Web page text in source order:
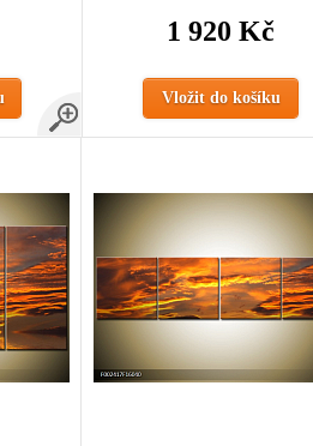
1 920 Kč
Vložit do košíku